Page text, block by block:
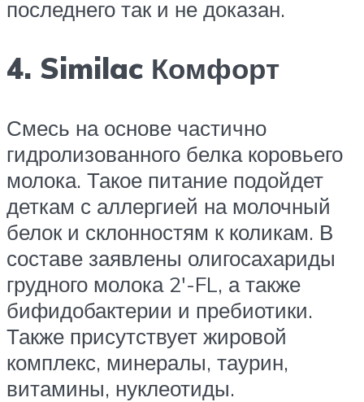
последнего так и не доказан.
4. Similac Комфорт
Смесь на основе частично
гидролизованного белка коровьего
молока. Такое питание подойдет
деткам с аллергией на молочный
белок и склонностям к коликам. В
составе заявлены олигосахариды
грудного молока 2′-FL, а также
бифидобактерии и пребиотики.
Также присутствует жировой
комплекс, минералы, таурин,
витамины, нуклеотиды.